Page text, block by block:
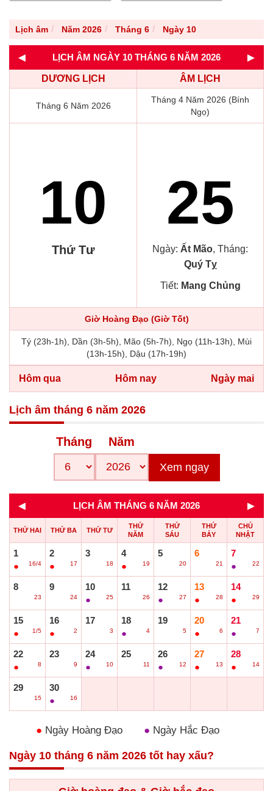
Lịch âm Năm 2026 Tháng 6 Ngày 10
◄ LỊCH ÂM NGÀY 10 THÁNG 6 NĂM 2026 ►
DƯƠNG LỊCH ÂM LỊCH
Tháng 6 Năm 2026
Tháng 4 Năm 2026 (Bính
Ngọ)
10
Thứ Tư
25
Ngày: Ất Mão, Tháng:
Quý Tỵ
Tiết: Mang Chủng
Giờ Hoàng Đạo (Giờ Tốt)
Tý (23h-1h), Dần (3h-5h), Mão (5h-7h), Ngọ (11h-13h), Mùi
(13h-15h), Dậu (17h-19h)
Hôm qua Hôm nay Ngày mai
Lịch âm tháng 6 năm 2026
Tháng Năm
Xem ngay
◄ LỊCH ÂM THÁNG 6 NĂM 2026 ►
THỨ HAI THỨ BA THỨ TƯ
THỨ
NĂM
THỨ
SÁU
THỨ
BẢY
CHỦ
NHẬT
1
●
16/4
2
●
17
3
18
4
●
19
5
20
6
21
7
●
22
8
23
9
24
10
●
25
11
26
12
●
27
13
●
28
14
●
29
15
●
1/5
16
●
2
17
3
18
●
4
19
5
20
●
6
21
●
7
22
●
8
23
9
24
●
10
25
11
26
●
12
27
●
13
28
●
14
29
15
30
●
16
● Ngày Hoàng Đạo ● Ngày Hắc Đạo
Ngày 10 tháng 6 năm 2026 tốt hay xấu?